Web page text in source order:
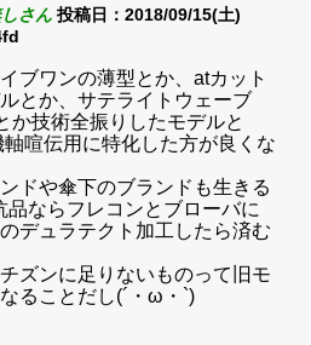
さん 投稿日：2018/09/15(土)
ブワンの薄型とか、atカット
とか、サテライトウェーブ
か技術全振りしたモデルと
喧伝用に特化した方が良くな
ドや傘下のブランドも生きる
品ならフレコンとブローバに
デュラテクト加工したら済む
ズンに足りないものって旧モ
ることだし(´・ω・`)